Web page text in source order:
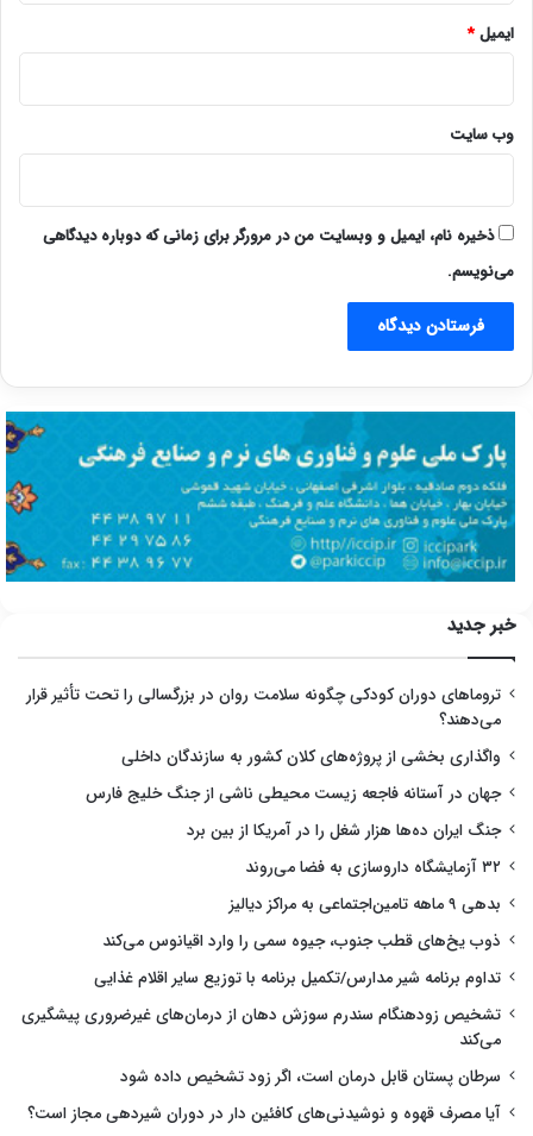
ایمیل*
وب‌ سایت
ذخیره نام، ایمیل و وبسایت من در مرورگر برای زمانی که دوباره دیدگاهی
می‌نویسم.
خبر جدید
تروماهای دوران کودکی چگونه سلامت روان در بزرگسالی را تحت تأثیر قرار
می‌دهند؟
واگذاری بخشی از پروژه‌های کلان کشور به سازندگان داخلی
جهان در آستانه فاجعه زیست محیطی ناشی از جنگ خلیج فارس
جنگ ایران ده‌ها هزار شغل را در آمریکا از بین برد
۳۲ آزمایشگاه داروسازی به فضا می‌روند
بدهی ۹ ماهه تامین‌اجتماعی به مراکز دیالیز
ذوب یخ‌های قطب جنوب، جیوه سمی را وارد اقیانوس می‌کند
تداوم برنامه شیر مدارس/تکمیل برنامه با توزیع سایر اقلام غذایی
تشخیص زودهنگام سندرم سوزش دهان از درمان‌های غیرضروری پیشگیری
می‌کند
سرطان پستان قابل درمان است، اگر زود تشخیص داده شود
آیا مصرف قهوه و نوشیدنی‌های کافئین دار در دوران شیردهی مجاز است؟